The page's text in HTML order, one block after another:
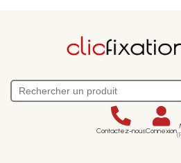
Contactez-nousConnexion